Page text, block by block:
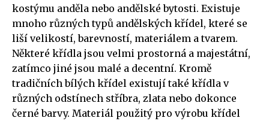
kostýmu anděla nebo andělské bytosti. Existuje
mnoho různých typů andělských křídel, které se
liší velikostí, barevností, materiálem a tvarem.
Některé křídla jsou velmi prostorná a majestátní,
zatímco jiné jsou malé a decentní. Kromě
tradičních bílých křídel existují také křídla v
různých odstínech stříbra, zlata nebo dokonce
černé barvy. Materiál použitý pro výrobu křídel